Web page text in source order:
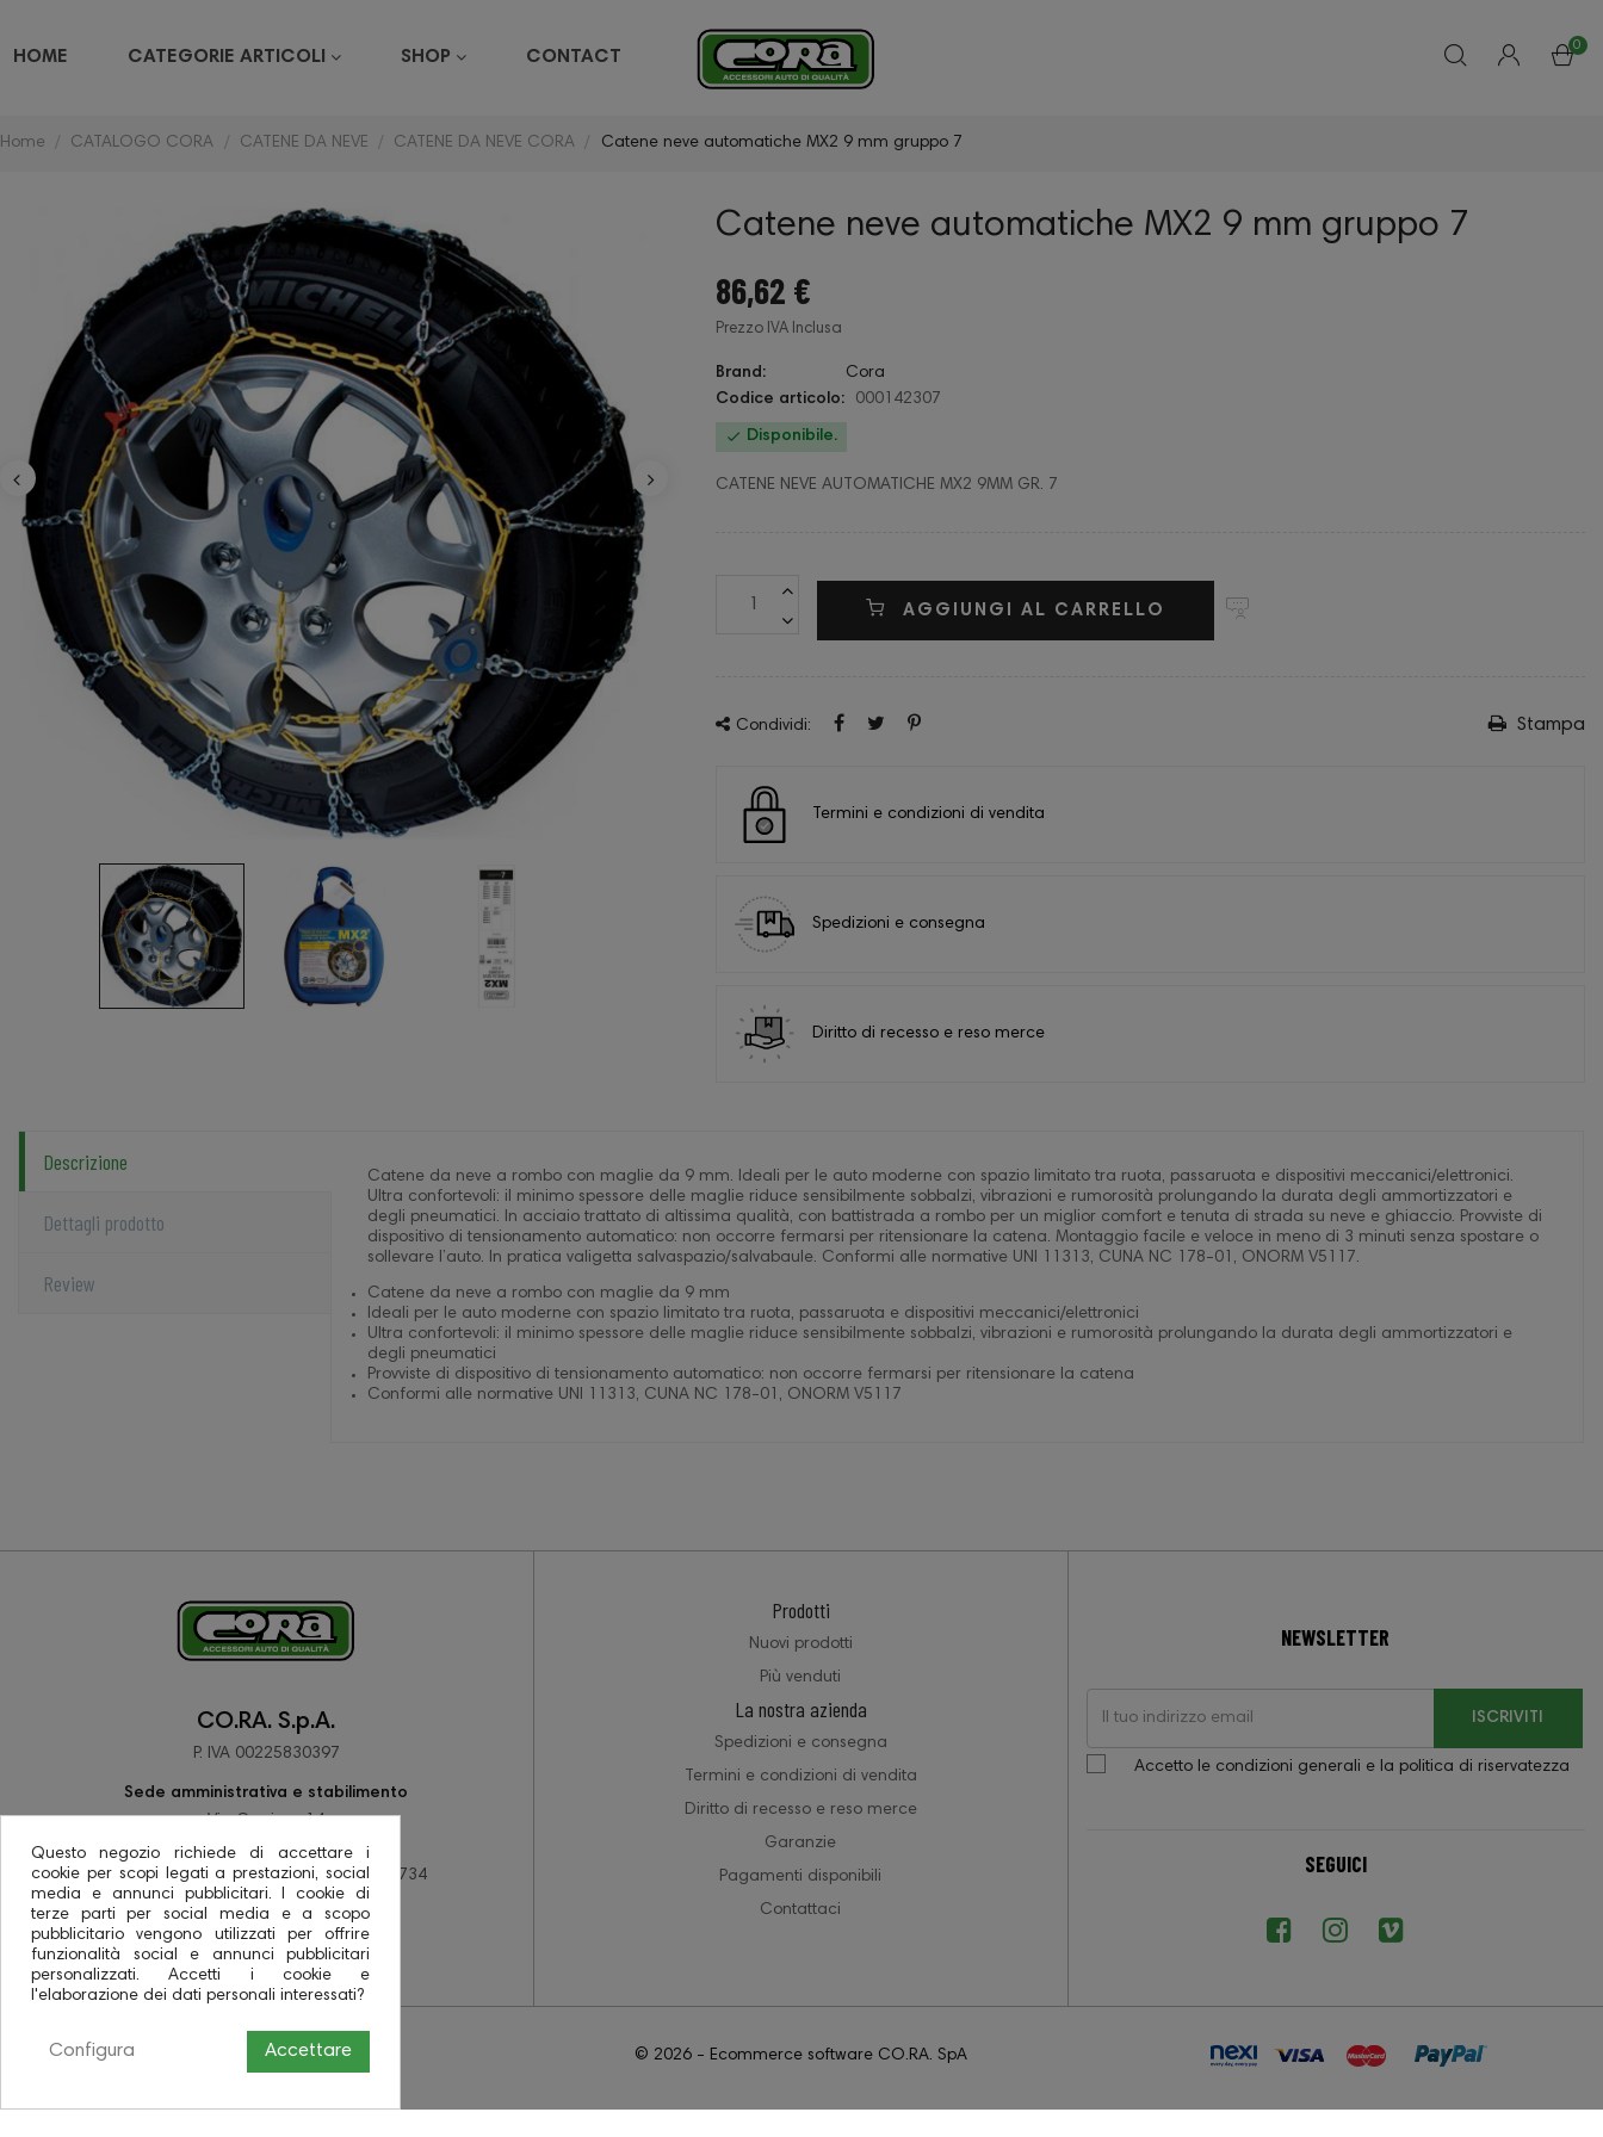
HOME CATEGORIE ARTICOLI SHOP CONTACT
0
Home CATALOGO CORA CATENE DA NEVE CATENE DA NEVE CORA Catene neve automatiche MX2 9 mm gruppo 7
Catene neve automatiche MX2 9 mm gruppo 7
86,62 €
Prezzo IVA Inclusa
Brand:
Cora
Codice articolo:
000142307
 Disponibile.
CATENE NEVE AUTOMATICHE MX2 9MM GR. 7
AGGIUNGI AL CARRELLO
Condividi: Stampa
Termini e condizioni di vendita
Spedizioni e consegna
Diritto di recesso e reso merce
Descrizione
Dettagli prodotto
Review
Catene da neve a rombo con maglie da 9 mm. Ideali per le auto moderne con spazio limitato tra ruota, passaruota e dispositivi meccanici/elettronici.
Ultra confortevoli: il minimo spessore delle maglie riduce sensibilmente sobbalzi, vibrazioni e rumorosità prolungando la durata degli ammortizzatori e
degli pneumatici. In acciaio trattato di altissima qualità, con battistrada a rombo per un miglior comfort e tenuta di strada su neve e ghiaccio. Provviste di
dispositivo di tensionamento automatico: non occorre fermarsi per ritensionare la catena. Montaggio facile e veloce in meno di 3 minuti senza spostare o
sollevare l’auto. In pratica valigetta salvaspazio/salvabaule. Conformi alle normative UNI 11313, CUNA NC 178-01, ONORM V5117.
Catene da neve a rombo con maglie da 9 mm
Ideali per le auto moderne con spazio limitato tra ruota, passaruota e dispositivi meccanici/elettronici
Ultra confortevoli: il minimo spessore delle maglie riduce sensibilmente sobbalzi, vibrazioni e rumorosità prolungando la durata degli ammortizzatori e
degli pneumatici
Provviste di dispositivo di tensionamento automatico: non occorre fermarsi per ritensionare la catena
Conformi alle normative UNI 11313, CUNA NC 178-01, ONORM V5117
CO.RA. S.p.A.
P. IVA 00225830397
Sede amministrativa e stabilimento
Via Corriera 14
48033 Barbiano di Cotignola (RA)
tel +39 0545 78137 - fax +39 0545 78734
PEC coraspa@pec.it
Prodotti
Nuovi prodotti
Più venduti
La nostra azienda
Spedizioni e consegna
Termini e condizioni di vendita
Diritto di recesso e reso merce
Garanzie
Pagamenti disponibili
Contattaci
NEWSLETTER
ISCRIVITI
Accetto le condizioni generali e la politica di riservatezza
SEGUICI
© 2026 - Ecommerce software CO.RA. SpA
Questo negozio richiede di accettare i
cookie per scopi legati a prestazioni, social
media e annunci pubblicitari. I cookie di
terze parti per social media e a scopo
pubblicitario vengono utilizzati per offrire
funzionalità social e annunci pubblicitari
personalizzati. Accetti i cookie e
l'elaborazione dei dati personali interessati?
Accettare
Configura